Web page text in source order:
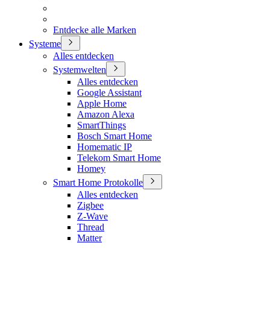
Entdecke alle Marken
Systeme
Alles entdecken
Systemwelten
Alles entdecken
Google Assistant
Apple Home
Amazon Alexa
SmartThings
Bosch Smart Home
Homematic IP
Telekom Smart Home
Homey
Smart Home Protokolle
Alles entdecken
Zigbee
Z-Wave
Thread
Matter